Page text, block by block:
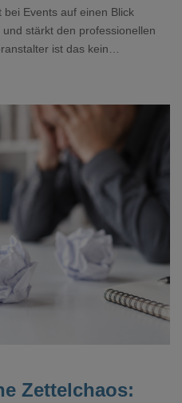
bei Events auf einen Blick
stärkt den professionellen
ist das kein
oder mehreren
Zettelchaos: